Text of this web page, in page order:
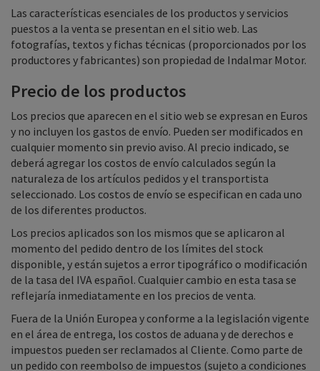
Las características esenciales de los productos y servicios
puestos a la venta se presentan en el sitio web. Las
fotografías, textos y fichas técnicas (proporcionados por los
productores y fabricantes) son propiedad de Indalmar Motor.
Precio de los productos
Los precios que aparecen en el sitio web se expresan en Euros
y no incluyen los gastos de envío. Pueden ser modificados en
cualquier momento sin previo aviso. Al precio indicado, se
deberá agregar los costos de envío calculados según la
naturaleza de los artículos pedidos y el transportista
seleccionado. Los costos de envío se especifican en cada uno
de los diferentes productos.
Los precios aplicados son los mismos que se aplicaron al
momento del pedido dentro de los límites del stock
disponible, y están sujetos a error tipográfico o modificación
de la tasa del IVA español. Cualquier cambio en esta tasa se
reflejaría inmediatamente en los precios de venta.
Fuera de la Unión Europea y conforme a la legislación vigente
en el área de entrega, los costos de aduana y de derechos e
impuestos pueden ser reclamados al Cliente. Como parte de
un pedido con reembolso de impuestos (sujeto a condiciones